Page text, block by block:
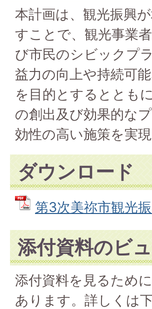
本計画は、観光振興
すことで、観光事業
び市民のシビックプ
益力の向上や持続可
を目的とするととも
の創出及び効果的な
効性の高い施策を実
ダウンロード
第3次美祢市観光
添付資料のビ
添付資料を見るため
あります。詳しくは